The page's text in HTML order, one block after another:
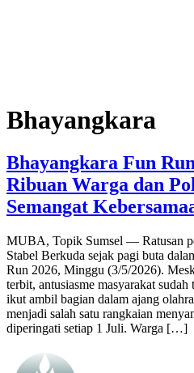
Bhayangkara
Bhayangkara Fun
Ribuan Warga dan
Semangat
MUBA, Topik Sumsel — Ratusan
Stabel Berkuda sejak pagi buta
Run 2026, Minggu (3/5/2026).
terbit, antusiasme masyarakat
ikut ambil bagian dalam ajang
menjadi salah satu rangkaian
diperingati setiap 1 Juli. Warga […]